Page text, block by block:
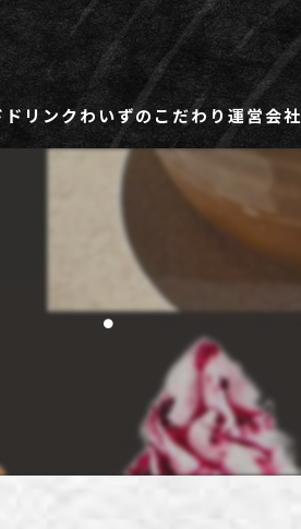
イト用求人ページ
ドリンクわいずのこだわり運営会社
.